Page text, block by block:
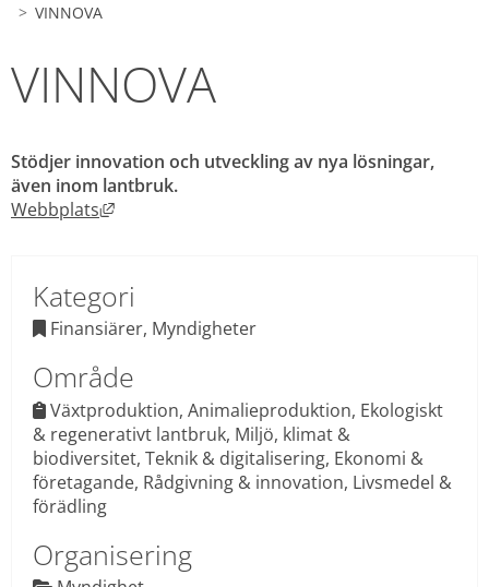
VINNOVA
VINNOVA
Stödjer innovation och utveckling av nya lösningar,
även inom lantbruk.
Webbplats
Länk till annan webbplats, öppnas i nytt
Kategori
 Finansiärer, Myndigheter
Område
 Växtproduktion, Animalieproduktion, Ekologiskt
& regenerativt lantbruk, Miljö, klimat &
biodiversitet, Teknik & digitalisering, Ekonomi &
företagande, Rådgivning & innovation, Livsmedel &
förädling
Organisering